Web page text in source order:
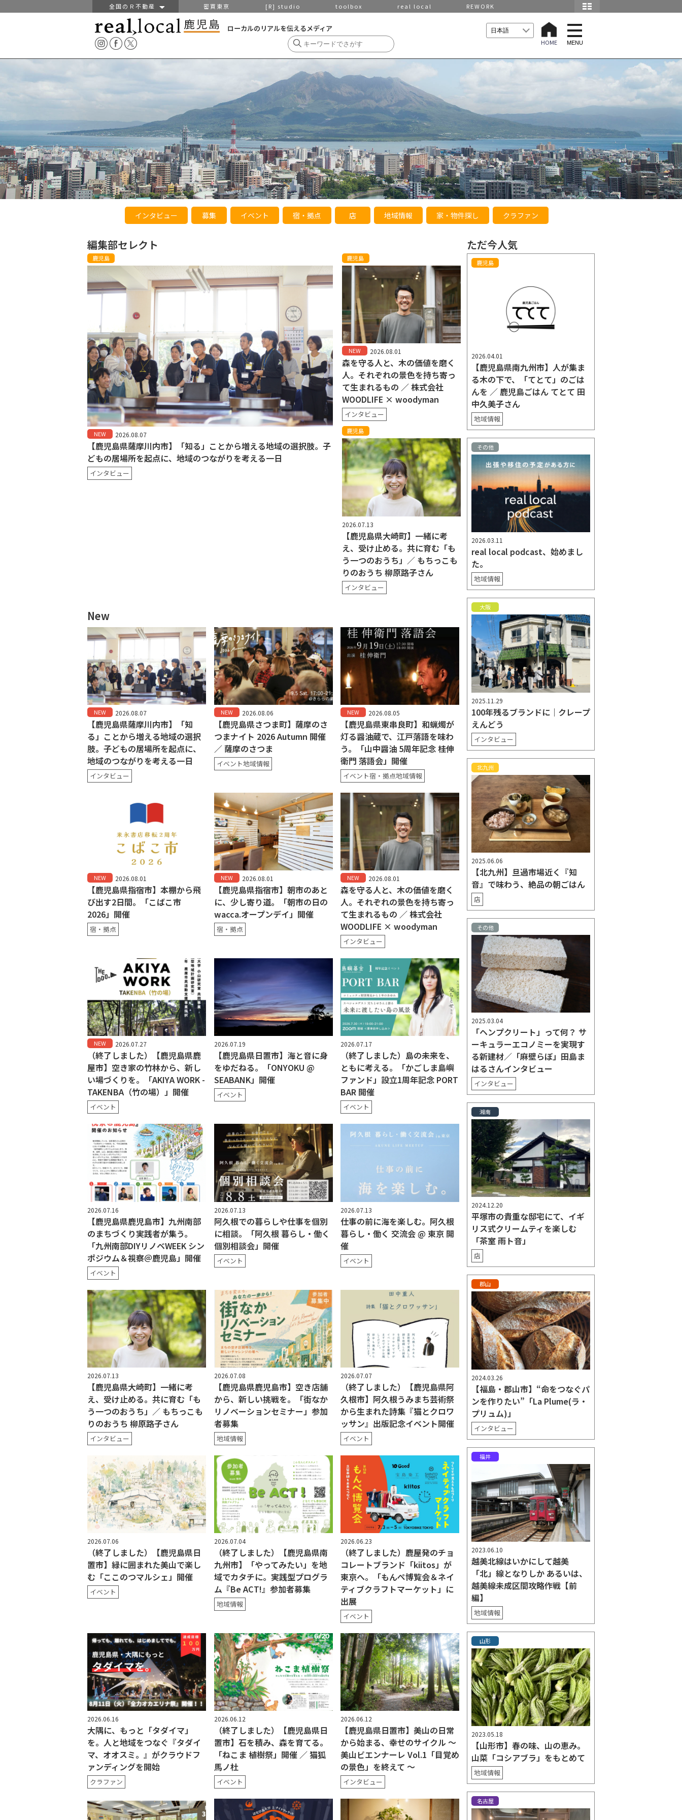
全国のＲ不動産 密買東京 [R] studio toolbox real local REWORK
ローカルのリアルを伝えるメディア
HOME
t
o
g
l
i
n
MENU
インタビュー 募集 イベント 宿・拠点 店 地域情報 家・物件探し クラファン
編集部セレクト
鹿児島
NEW 2026.08.07
【鹿児島県薩摩川内市】「知る」ことから増える地域の選択肢。子
どもの居場所を起点に、地域のつながりを考える一日
インタビュー
鹿児島
NEW 2026.08.01
森を守る人と、木の価値を磨く
人。それぞれの景色を持ち寄っ
て生まれるもの ／ 株式会社
WOODLIFE × woodyman
インタビュー
鹿児島
2026.07.13
【鹿児島県大崎町】一緒に考
え、受け止める。共に育む「も
う一つのおうち」／ もちっこも
りのおうち 柳原路子さん
インタビュー
New
NEW 2026.08.07
【鹿児島県薩摩川内市】「知
る」ことから増える地域の選択
肢。子どもの居場所を起点に、
地域のつながりを考える一日
インタビュー
NEW 2026.08.06
【鹿児島県さつま町】薩摩のさ
つまナイト 2026 Autumn 開催
／ 薩摩のさつま
イベント地域情報
NEW 2026.08.05
【鹿児島県東串良町】和蝋燭が
灯る醤油蔵で、江戸落語を味わ
う。「山中醤油 5周年記念 桂伸
衛門 落語会」開催
イベント宿・拠点地域情報
NEW 2026.08.01
【鹿児島県指宿市】本棚から飛
び出す2日間。「こばこ市
2026」開催
宿・拠点
NEW 2026.08.01
【鹿児島県指宿市】朝市のあと
に、少し寄り道。「朝市の日の
wacca.オープンデイ」開催
宿・拠点
NEW 2026.08.01
森を守る人と、木の価値を磨く
人。それぞれの景色を持ち寄っ
て生まれるもの ／ 株式会社
WOODLIFE × woodyman
インタビュー
NEW 2026.07.27
（終了しました）【鹿児島県鹿
屋市】空き家の竹林から、新し
い場づくりを。「AKIYA WORK -
TAKENBA（竹の場）」開催
イベント
2026.07.19
【鹿児島県日置市】海と音に身
をゆだねる。「ONYOKU @
SEABANK」開催
イベント
2026.07.17
（終了しました）島の未来を、
ともに考える。「かごしま島嶼
ファンド」設立1周年記念 PORT
BAR 開催
イベント
2026.07.16
【鹿児島県鹿児島市】九州南部
のまちづくり実践者が集う。
「九州南部DIYリノベWEEK シン
ポジウム＆視察＠鹿児島」開催
イベント
2026.07.13
阿久根での暮らしや仕事を個別
に相談。「阿久根 暮らし・働く
個別相談会」開催
イベント
2026.07.13
仕事の前に海を楽しむ。阿久根
暮らし・働く 交流会 @ 東京 開
催
イベント
2026.07.13
【鹿児島県大崎町】一緒に考
え、受け止める。共に育む「も
う一つのおうち」／ もちっこも
りのおうち 柳原路子さん
インタビュー
2026.07.08
【鹿児島県鹿児島市】空き店舗
から、新しい挑戦を。「街なか
リノベーションセミナー」参加
者募集
地域情報
2026.07.07
（終了しました）【鹿児島県阿
久根市】阿久根うみまち芸術祭
から生まれた詩集『猫とクロワ
ッサン』出版記念イベント開催
イベント
2026.07.06
（終了しました）【鹿児島県日
置市】緑に囲まれた美山で楽し
む「ここのつマルシェ」開催
イベント
2026.07.04
（終了しました）【鹿児島県南
九州市】「やってみたい」を地
域でカタチに。実践型プログラ
ム『Be ACT!』参加者募集
地域情報
2026.06.23
（終了しました）鹿屋発のチョ
コレートブランド「kiitos」が
東京へ。「もんぺ博覧会＆ネイ
ティブクラフトマーケット」に
出展
イベント
2026.06.16
大隅に、もっと「タダイマ」
を。人と地域をつなぐ『タダイ
マ、オオスミ。』がクラウドフ
ァンディングを開始
クラファン
2026.06.12
（終了しました）【鹿児島県日
置市】石を積み、森を育てる。
「ねこま 植樹祭」開催 ／ 猫狐
馬ノ杜
イベント
2026.06.12
【鹿児島県日置市】美山の日常
から始まる、幸せのサイクル 〜
美山ビエンナーレ Vol.1「目覚め
の景色」を終えて 〜
インタビュー
ただ今人気
鹿児島
2026.04.01
【鹿児島県南九州市】人が集ま
る木の下で、「てとて」のごは
んを ／ 鹿児島ごはん てとて 田
中久美子さん
地域情報
その他
2026.03.11
real local podcast、始めまし
た。
地域情報
大阪
2025.11.29
100年残るブランドに｜クレープ
えんどう
インタビュー
北九州
2025.06.06
【北九州】旦過市場近く『知
音』で味わう、絶品の朝ごはん
店
その他
2025.03.04
「ヘンプクリート」って何？ サ
ーキュラーエコノミーを実現す
る新建材／「麻壁らぼ」田島ま
はるさんインタビュー
インタビュー
湘南
2024.12.20
平塚市の貴重な邸宅にて、イギ
リス式クリームティを楽しむ
「茶室 雨ト音」
店
郡山
2024.03.26
【福島・郡山市】“命をつなぐパ
ンを作りたい”「La Plume(ラ・
プリュム)」
インタビュー
福井
2023.06.10
越美北線はいかにして越美
「北」線となりしか あるいは、
越美線未成区間攻略作戦【前
編】
地域情報
山形
2023.05.18
【山形市】春の味、山の恵み。
山菜「コシアブラ」をもとめて
地域情報
名古屋